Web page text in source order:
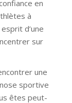
en
à
d’une
sur
une
sportive
êtes peut-